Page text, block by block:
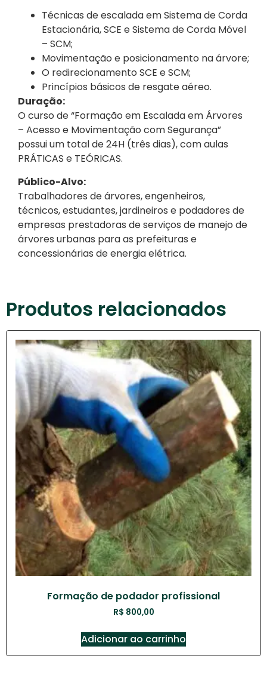
Técnicas de escalada em Sistema de Corda
Estacionária, SCE e Sistema de Corda Móvel
– SCM;
Movimentação e posicionamento na árvore;
O redirecionamento SCE e SCM;
Princípios básicos de resgate aéreo.
Duração:
O curso de “Formação em Escalada em Árvores
– Acesso e Movimentação com Segurança”
possui um total de 24H (três dias), com aulas
PRÁTICAS e TEÓRICAS.
Público-Alvo:
Trabalhadores de árvores, engenheiros,
técnicos, estudantes, jardineiros e podadores de
empresas prestadoras de serviços de manejo de
árvores urbanas para as prefeituras e
concessionárias de energia elétrica.
Produtos relacionados
Formação de podador profissional
R$ 800,00
Adicionar ao carrinho